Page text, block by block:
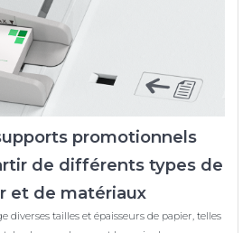
promotionnels
de différents types de
et de matériaux
diverses tailles et épaisseurs de papier, telles